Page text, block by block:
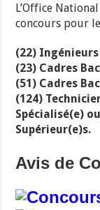
L’Office
concours pour
(22) Ingénieurs
(23) Cadres
(51) Cadres
(124)
Spécialisé(e)
Supérieur(e)s.
Avis de